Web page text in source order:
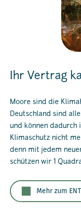
Ihr Vertrag
Moore sind die
Deutschland sind
und können
Klimaschutz nicht
denn mit jedem
schützen wir 1
Mehr zum